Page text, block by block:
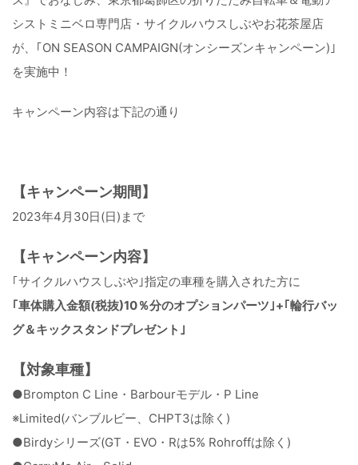
シストミニベロ専門店・サイクルハウスしぶやお花茶屋店
が、｢ON SEASON CAMPAIGN(オンシーズンキャンペーン)｣
を実施中！
キャンペーン内容は下記の通り
【キャンペーン期間】
2023年4月30日(日)まで
【キャンペーン内容】
｢サイクルハウスしぶや｣指定の車種を購入された方に
｢車体購入金額(税抜)10％分のオプションパーツ｣+｢輪行バッ
グ＆キックスタンドプレゼント｣
【対象車種】
●Brompton C Line・Barbourモデル・P Line
※Limited(バンブルビー、CHPT3は除く)
●Birdyシリーズ(GT・EVO・Rは5% Rohroffは除く)